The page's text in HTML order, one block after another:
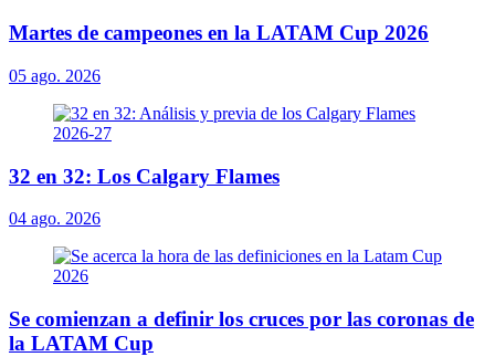
Martes de campeones en la LATAM Cup 2026
05 ago. 2026
32 en 32: Los Calgary Flames
04 ago. 2026
Se comienzan a definir los cruces por las coronas de
la LATAM Cup